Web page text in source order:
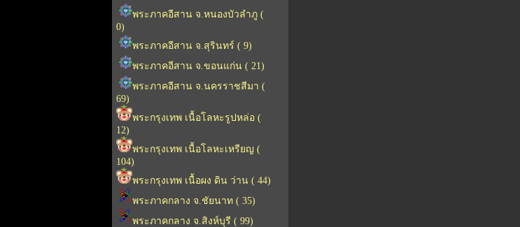
พระภาคอีสาน จ.หนองบัวลำภู (
0)
พระภาคอีสาน จ.สุรินทร์ ( 9)
พระภาคอีสาน จ.ขอนแก่น ( 21)
พระภาคอีสาน จ.นครราชสีมา (
69)
พระกรุงเทพ เนื้อโลหะรูปหล่อ (
12)
พระกรุงเทพ เนื้อโลหะเหรียญ (
104)
พระกรุงเทพ เนื้อผง ดิน ว่าน ( 44)
พระภาคกลาง จ.ชัยนาท ( 35)
พระภาคกลาง จ.สิงห์บุรี ( 99)